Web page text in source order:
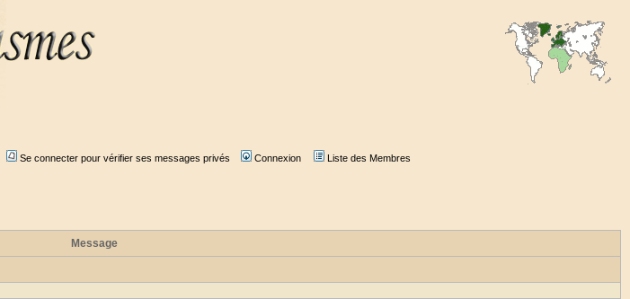
Se connecter pour vérifier ses messages privés Connexion Liste des Membres
Message